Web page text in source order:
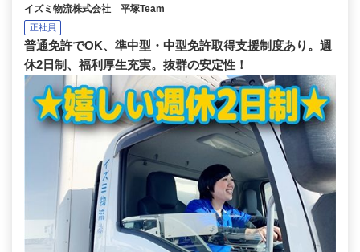
イズミ物流株式会社 平塚Team
正社員
普通免許でOK、準中型・中型免許取得支援制度あり。週
休2日制、福利厚生充実。抜群の安定性！